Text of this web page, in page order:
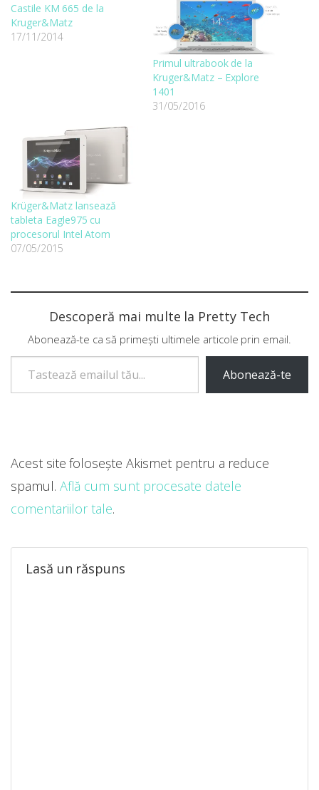
Castile KM 665 de la
Kruger&Matz
17/11/2014
Primul ultrabook de la
Kruger&Matz – Explore
1401
31/05/2016
Krüger&Matz lansează
tableta Eagle975 cu
procesorul Intel Atom
07/05/2015
Descoperă mai multe la Pretty Tech
Abonează-te ca să primești ultimele articole prin email.
Tastează emailul tău...
Abonează-te
Lasă un răspuns
Acest site folosește Akismet pentru a reduce
spamul. Află cum sunt procesate datele
comentariilor tale.